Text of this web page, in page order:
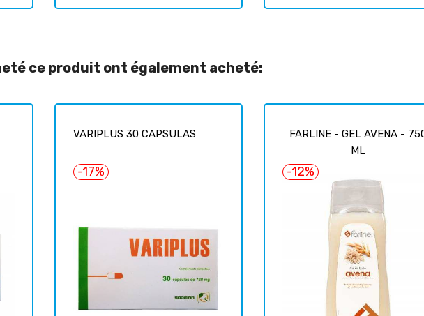
ce produit ont également acheté:
VARIPLUS 30 CAPSULAS
-17%
FARLINE - GEL AVENA -
ML
-12%